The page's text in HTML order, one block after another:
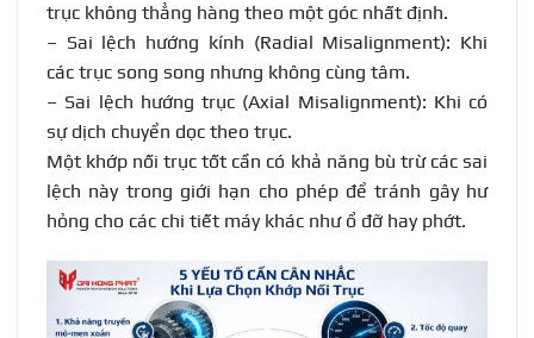
trục không thẳng hàng theo một góc nhất định.
– Sai lệch hướng kính (Radial Misalignment): Khi
các trục song song nhưng không cùng tâm.
– Sai lệch hướng trục (Axial Misalignment): Khi có
sự dịch chuyển dọc theo trục.
Một khớp nối trục tốt cần có khả năng bù trừ các sai
lệch này trong giới hạn cho phép để tránh gây hư
hỏng cho các chi tiết máy khác như ổ đỡ hay phớt.